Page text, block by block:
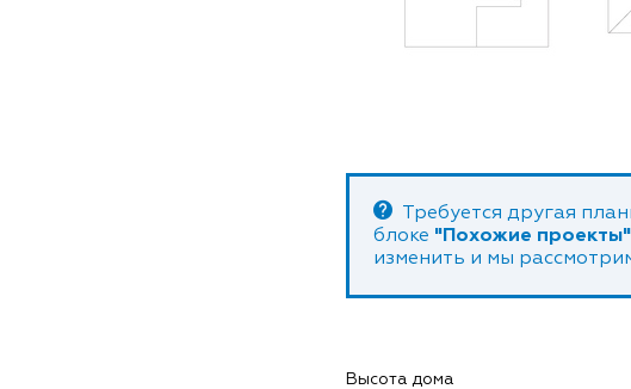
Требуется другая
блоке "Похожие проекты"
изменить и мы
Высота дома